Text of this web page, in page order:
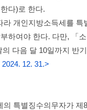
다)로 한다.
개인지방소득세를
하여야 한다. 다만, 「
다음 달 10일까지
12. 31.>
특별징수의무자가 제